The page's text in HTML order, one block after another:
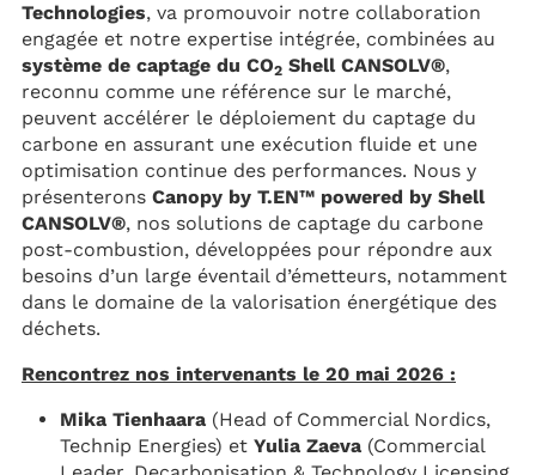
Technologies, va promouvoir notre collaboration
engagée et notre expertise intégrée, combinées au
système de captage du CO2 Shell CANSOLV®,
reconnu comme une référence sur le marché,
peuvent accélérer le déploiement du captage du
carbone en assurant une exécution fluide et une
optimisation continue des performances. Nous y
présenterons Canopy by T.EN™ powered by Shell
CANSOLV®, nos solutions de captage du carbone
post-combustion, développées pour répondre aux
besoins d’un large éventail d’émetteurs, notamment
dans le domaine de la valorisation énergétique des
déchets.
Rencontrez nos intervenants le 20 mai 2026 :
Mika Tienhaara (Head of Commercial Nordics,
Technip Energies) et Yulia Zaeva (Commercial